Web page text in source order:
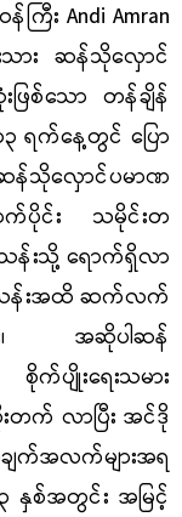
န်ကြီးAndi Amran
သား ဆန်သိုလှောင်
ြစ်သော တန်ချိန်
ရက်နေ့တွင် ပြော
န်သိုလှောင်ပမာဏ
က်ပိုင်း သမိုင်းတ
သန်းသို့ ရောက်ရှိလာ
သန်းအထိ ဆက်လက်
င်း၊ အဆိုပါဆန်
ပျိုးရေးသမား
တက် လာပြီး အင်ဒို
ျက်အလက်များအရ
နှစ်အတွင်း အမြင့်